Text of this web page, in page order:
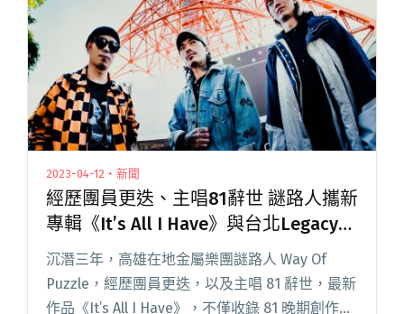
與音樂不可辜負——在港邊的音樂祭裡，那些聽
團男女的愛情故事。"
2023-04-12・新聞
經歷團員更迭、主唱81辭世 謎路人攜新
專輯《It’s All I Have》與台北Legacy專
場正式重生回歸
沉潛三年，高雄在地金屬樂團謎路人 Way Of
Puzzle，經歷團員更迭，以及主唱 81 辭世，最新
作品《It’s All I Have》，不僅收錄 81 晚期創作的